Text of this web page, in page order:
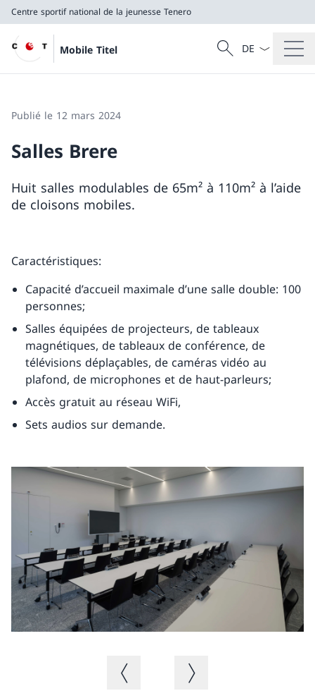
Centre sportif national de la jeunesse Tenero
Mobile Titel
Recherche
Recherche
La langue
Publié le 12 mars 2024
Salles Brere
Huit salles modulables de 65m² à 110m² à l’aide
de cloisons mobiles.
Caractéristiques:
Capacité d’accueil maximale d’une salle double: 100
personnes;
Salles équipées de projecteurs, de tableaux
magnétiques, de tableaux de conférence, de
télévisions déplaçables, de caméras vidéo au
plafond, de microphones et de haut-parleurs;
Accès gratuit au réseau WiFi,
Sets audios sur demande.
Image précédenteImage suivante